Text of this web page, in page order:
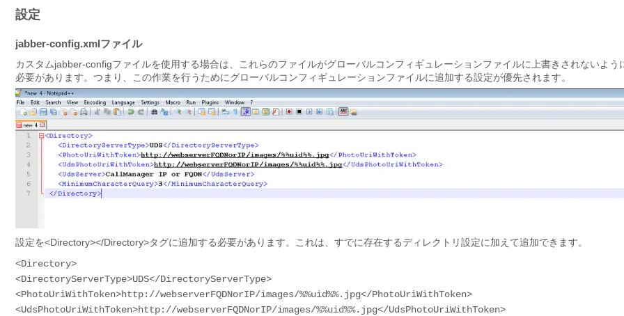
設定
jabber-config.xmlファイル
カスタムjabber-configファイルを使用する場合は、これらのファイルがグローバルコンフィギュレーションファイルに上書きされないよう
必要があります。つまり、この作業を行うためにグローバルコンフィギュレーションファイルに追加する設定が優先されます。
設定を<Directory></Directory>タグに追加する必要があります。これは、すでに存在するディレクトリ設定に加えて追加できます。
<Directory>
<DirectoryServerType>UDS</DirectoryServerType>
<PhotoUriWithToken>http://webserverFQDNorIP/images/%%uid%%.jpg</PhotoUriWithToken>
<UdsPhotoUriWithToken>http://webserverFQDNorIP/images/%%uid%%.jpg</UdsPhotoUriWithToken>